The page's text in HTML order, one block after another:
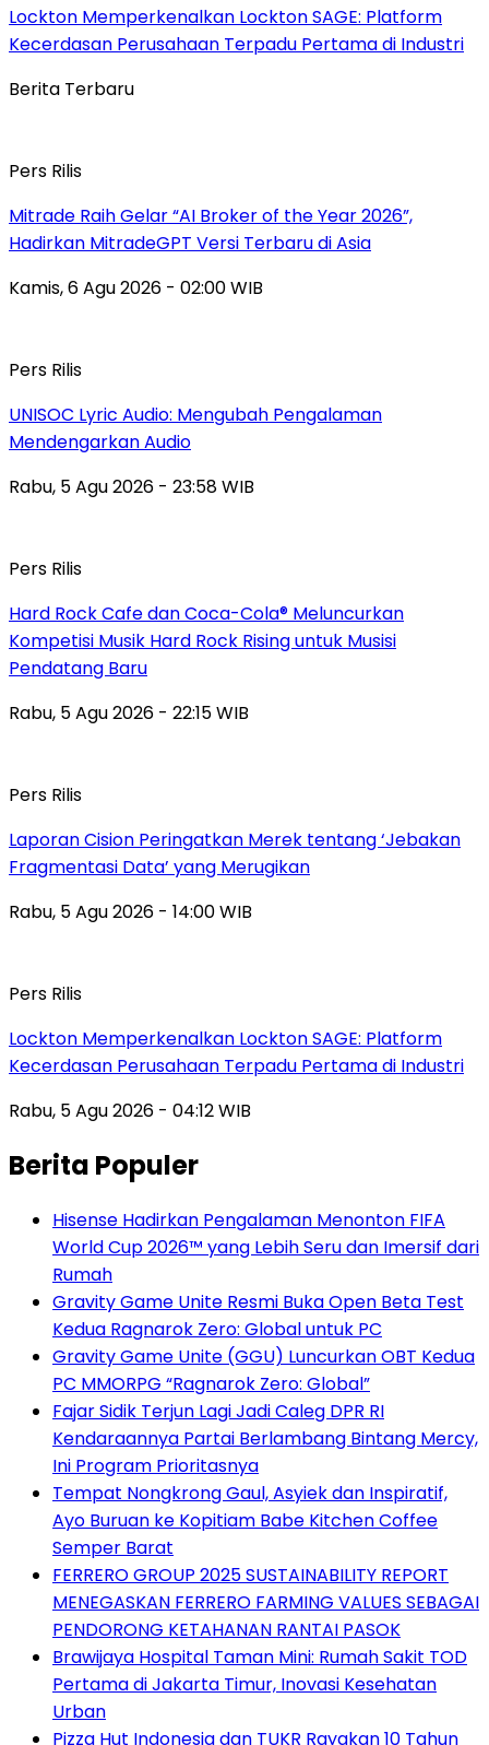
Lockton Memperkenalkan Lockton SAGE: Platform
Kecerdasan Perusahaan Terpadu Pertama di Industri
Berita Terbaru
Pers Rilis
Mitrade Raih Gelar “AI Broker of the Year 2026”,
Hadirkan MitradeGPT Versi Terbaru di Asia
Kamis, 6 Agu 2026 - 02:00 WIB
Pers Rilis
UNISOC Lyric Audio: Mengubah Pengalaman
Mendengarkan Audio
Rabu, 5 Agu 2026 - 23:58 WIB
Pers Rilis
Hard Rock Cafe dan Coca-Cola® Meluncurkan
Kompetisi Musik Hard Rock Rising untuk Musisi
Pendatang Baru
Rabu, 5 Agu 2026 - 22:15 WIB
Pers Rilis
Laporan Cision Peringatkan Merek tentang ‘Jebakan
Fragmentasi Data’ yang Merugikan
Rabu, 5 Agu 2026 - 14:00 WIB
Pers Rilis
Lockton Memperkenalkan Lockton SAGE: Platform
Kecerdasan Perusahaan Terpadu Pertama di Industri
Rabu, 5 Agu 2026 - 04:12 WIB
Berita Populer
Hisense Hadirkan Pengalaman Menonton FIFA
World Cup 2026™ yang Lebih Seru dan Imersif dari
Rumah
Gravity Game Unite Resmi Buka Open Beta Test
Kedua Ragnarok Zero: Global untuk PC
Gravity Game Unite (GGU) Luncurkan OBT Kedua
PC MMORPG “Ragnarok Zero: Global”
Fajar Sidik Terjun Lagi Jadi Caleg DPR RI
Kendaraannya Partai Berlambang Bintang Mercy,
Ini Program Prioritasnya
Tempat Nongkrong Gaul, Asyiek dan Inspiratif,
Ayo Buruan ke Kopitiam Babe Kitchen Coffee
Semper Barat
FERRERO GROUP 2025 SUSTAINABILITY REPORT
MENEGASKAN FERRERO FARMING VALUES SEBAGAI
PENDORONG KETAHANAN RANTAI PASOK
Brawijaya Hospital Taman Mini: Rumah Sakit TOD
Pertama di Jakarta Timur, Inovasi Kesehatan
Urban
Pizza Hut Indonesia dan TUKR Rayakan 10 Tahun